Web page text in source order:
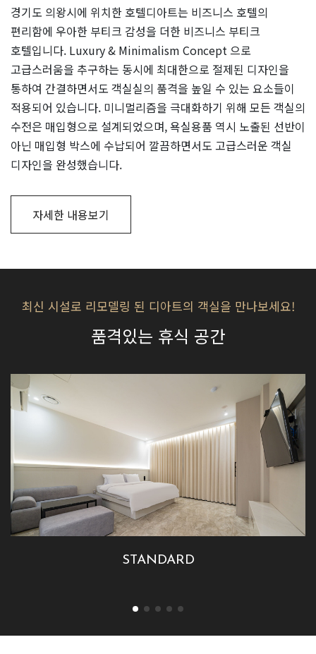
경기도 의왕시에 위치한 호텔디아트는 비즈니스 호텔의
편리함에 우아한 부티크 감성을 더한 비즈니스 부티크
호텔입니다. Luxury & Minimalism Concept 으로
고급스러움을 추구하는 동시에 최대한으로 절제된 디자인을
통하여 간결하면서도 객실실의 품격을 높일 수 있는 요소들이
적용되어 있습니다. 미니멀리즘을 극대화하기 위해 모든 객실의
수전은 매입형으로 설계되었으며, 욕실용품 역시 노출된 선반이
아닌 매입형 박스에 수납되어 깔끔하면서도 고급스러운 객실
디자인을 완성했습니다.
자세한 내용보기
최신 시설로 리모델링 된 디아트의 객실을 만나보세요!
품격있는 휴식 공간
STANDARD